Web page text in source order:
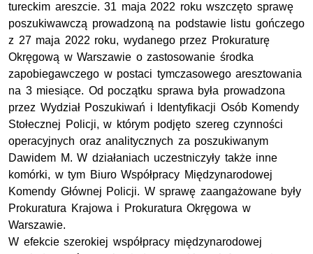
tureckim areszcie. 31 maja 2022 roku wszczęto sprawę
poszukiwawczą prowadzoną na podstawie listu gończego
z 27 maja 2022 roku, wydanego przez Prokuraturę
Okręgową w Warszawie o zastosowanie środka
zapobiegawczego w postaci tymczasowego aresztowania
na 3 miesiące. Od początku sprawa była prowadzona
przez Wydział Poszukiwań i Identyfikacji Osób Komendy
Stołecznej Policji, w którym podjęto szereg czynności
operacyjnych oraz analitycznych za poszukiwanym
Dawidem M. W działaniach uczestniczyły także inne
komórki, w tym Biuro Współpracy Międzynarodowej
Komendy Głównej Policji. W sprawę zaangażowane były
Prokuratura Krajowa i Prokuratura Okręgowa w
Warszawie.
W efekcie szerokiej współpracy międzynarodowej